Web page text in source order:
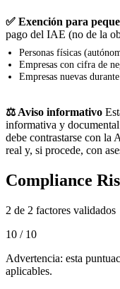
✅ Exención para
pago del IAE (no de la
Personas físicas
Empresas con cifra de
Empresas nuevas
⚖️ Aviso informativo
informativa y
debe contrastarse con la
real y, si procede, con
Compliance
2 de 2 factores validados
10 / 10
Advertencia: esta
aplicables.